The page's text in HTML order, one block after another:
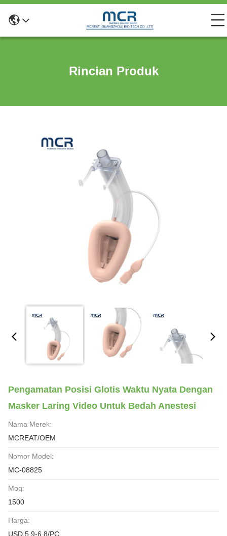
Rincian Produk
Pengamatan Posisi Glotis Waktu Nyata Dengan
Masker Laring Video Untuk Bedah Anestesi
Nama Merek:
MCREAT/OEM
Nomor Model:
MC-08825
Moq:
1500
Harga:
USD 5.9-6.8/PC